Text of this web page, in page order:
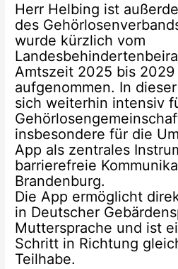
Herr Helbing ist
des
wurde kürzlich vom
Amtszeit 2025 bis
aufgenommen. In
sich weiterhin intensiv
insbesondere für die
App als zentrales
barrierefreie
Brandenburg.
Die App ermöglicht
in Deutscher
Muttersprache und ist
Schritt in Richtung
Teilhabe.